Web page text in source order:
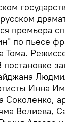
премьера
по пьесе
Тома.
постановке
Инна
Соколенко,
Велиева,